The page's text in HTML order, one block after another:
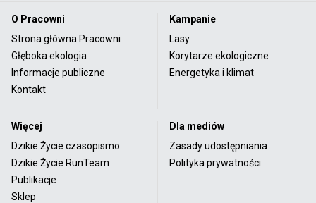
O Pracowni
Strona główna Pracowni
Głęboka ekologia
Informacje publiczne
Kontakt
Kampanie
Lasy
Korytarze ekologiczne
Energetyka i klimat
Więcej
Dzikie Życie czasopismo
Dzikie Życie RunTeam
Publikacje
Sklep
Dla mediów
Zasady udostępniania
Polityka prywatności